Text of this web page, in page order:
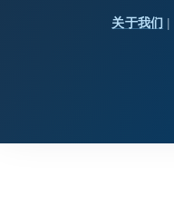
关于我们 |